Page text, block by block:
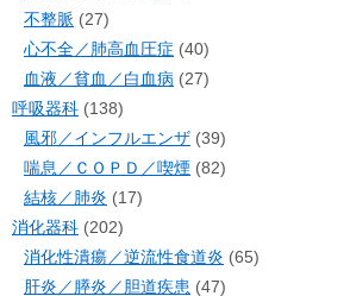
不整脈 (27)
心不全／肺高血圧症 (40)
血液／貧血／白血病 (27)
呼吸器科 (138)
風邪／インフルエンザ (39)
喘息／ＣＯＰＤ／喫煙 (82)
結核／肺炎 (17)
消化器科 (202)
消化性潰瘍／逆流性食道炎 (65)
肝炎／膵炎／胆道疾患 (47)